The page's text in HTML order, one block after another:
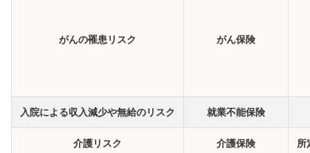
がんの罹患リスク がん保険
入院による収入減少や無給のリスク 就業不能保険
介護リスク 介護保険 所